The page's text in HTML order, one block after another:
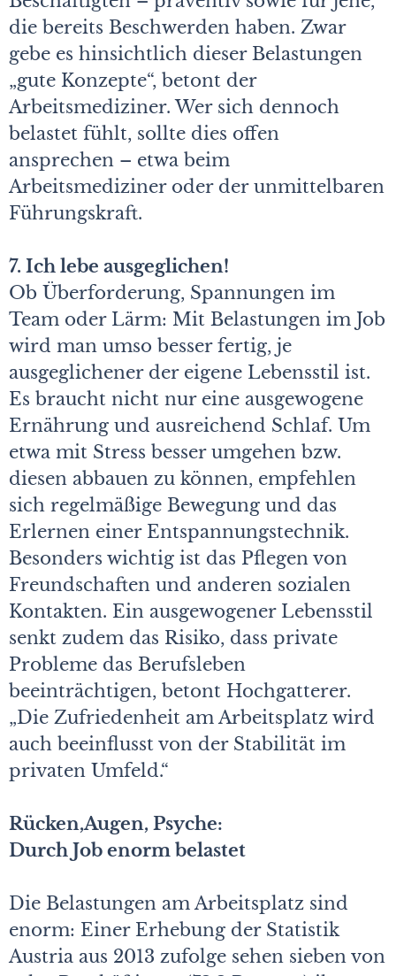
die bereits Beschwerden haben. Zwar
gebe es hinsichtlich dieser Belastungen
„gute Konzepte“, betont der
Arbeitsmediziner. Wer sich dennoch
belastet fühlt, sollte dies offen
ansprechen – etwa beim
Arbeitsmediziner oder der unmittelbaren
Führungskraft.
7. Ich lebe ausgeglichen!
Ob Überforderung, Spannungen im
Team oder Lärm: Mit Belastungen im Job
wird man umso besser fertig, je
ausgeglichener der eigene Lebensstil ist.
Es braucht nicht nur eine ausgewogene
Ernährung und ausreichend Schlaf. Um
etwa mit Stress besser umgehen bzw.
diesen abbauen zu können, empfehlen
sich regelmäßige Bewegung und das
Erlernen einer Entspannungstechnik.
Besonders wichtig ist das Pflegen von
Freundschaften und anderen sozialen
Kontakten. Ein ausgewogener Lebensstil
senkt zudem das Risiko, dass private
Probleme das Berufsleben
beeinträchtigen, betont Hochgatterer.
„Die Zufriedenheit am Arbeitsplatz wird
auch beeinflusst von der Stabilität im
privaten Umfeld.“
Rücken,Augen, Psyche:
Durch Job enorm belastet
Die Belastungen am Arbeitsplatz sind
enorm: Einer Erhebung der Statistik
Austria aus 2013 zufolge sehen sieben von